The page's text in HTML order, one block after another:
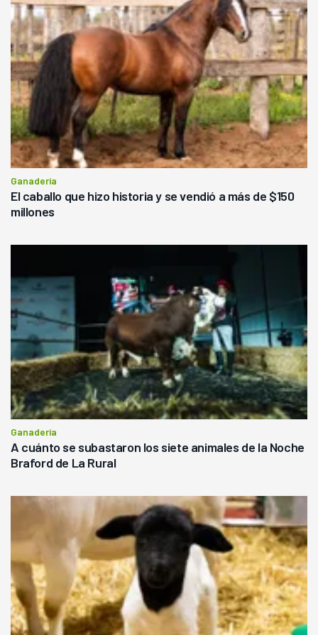
Ganadería
El caballo que hizo historia y se vendió a más de $150
millones
Ganadería
A cuánto se subastaron los siete animales de la Noche
Braford de La Rural